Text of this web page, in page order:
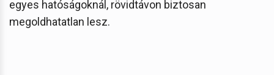
egyes hatóságoknál, rövidtávon biztosan
megoldhatatlan lesz.